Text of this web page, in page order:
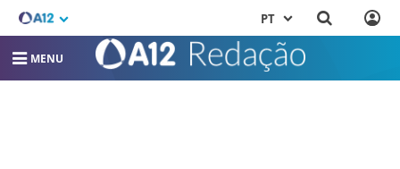
PT
MENU